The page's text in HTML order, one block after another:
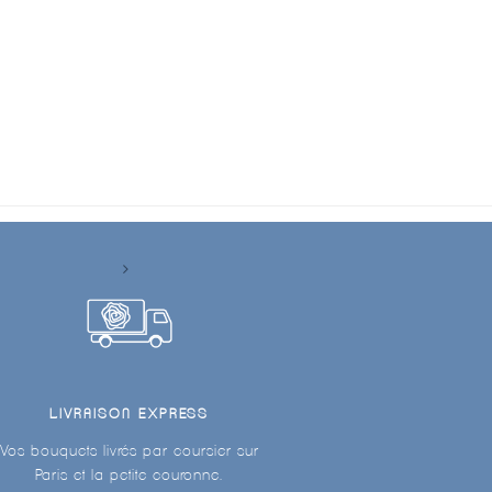
LIVRAISON EXPRESS
Vos bouquets livrés par coursier sur
Paris et la petite couronne.